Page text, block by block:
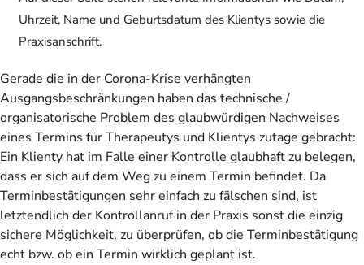
Uhrzeit, Name und Geburtsdatum des Klientys sowie die
Praxisanschrift.
Gerade die in der Corona-Krise verhängten
Ausgangsbeschränkungen haben das technische /
organisatorische Problem des glaubwürdigen Nachweises
eines Termins für Therapeutys und Klientys zutage gebracht:
Ein Klienty hat im Falle einer Kontrolle glaubhaft zu belegen,
dass er sich auf dem Weg zu einem Termin befindet. Da
Terminbestätigungen sehr einfach zu fälschen sind, ist
letztendlich der Kontrollanruf in der Praxis sonst die einzig
sichere Möglichkeit, zu überprüfen, ob die Terminbestätigung
echt bzw. ob ein Termin wirklich geplant ist.